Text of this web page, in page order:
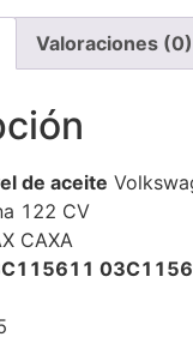
Valoraciones (0)
de aceite
122 CV
CAXA